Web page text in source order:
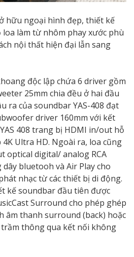
hữu ngoại hình đẹp, thiết kế
làm từ nhôm phay xước phù
nội thất hiện đại lẫn sang
độc lập chứa 6 driver gồm
25mm chia đều ở hai đầu
ra của soundbar YAS-408 đạt
driver 160mm với kết
408 trang bị HDMI in/out hỗ
Ultra HD. Ngoài ra, loa cũng
optical digital/ analog RCA
bluetooh và Air Play cho
nhạc từ các thiết bị di động.
kế soundbar đầu tiên được
Surround cho phép ghép
âm thanh surround (back) hoặc
thông qua kết nối không